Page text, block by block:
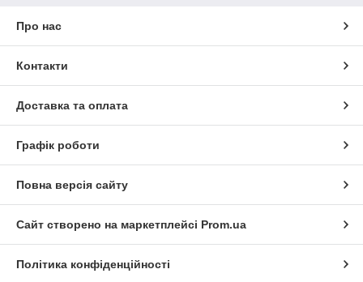
Про нас
Контакти
Доставка та оплата
Графік роботи
Повна версія сайту
Сайт створено на маркетплейсі Prom.ua
Політика конфіденційності